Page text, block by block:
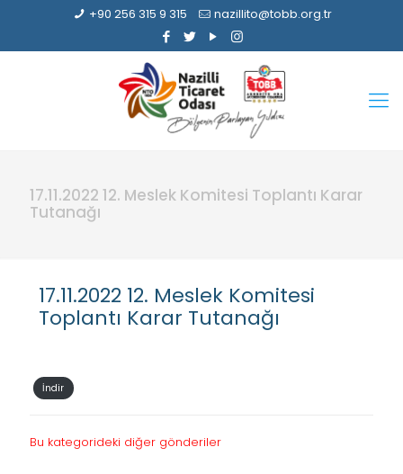
+90 256 315 9 315 nazillito@tobb.org.tr
17.11.2022 12. Meslek Komitesi Toplantı Karar
Tutanağı
17.11.2022 12. Meslek Komitesi
Toplantı Karar Tutanağı
İndir
Bu kategorideki diğer gönderiler